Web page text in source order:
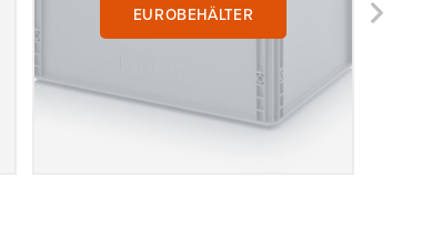
EUROBEHÄLTER